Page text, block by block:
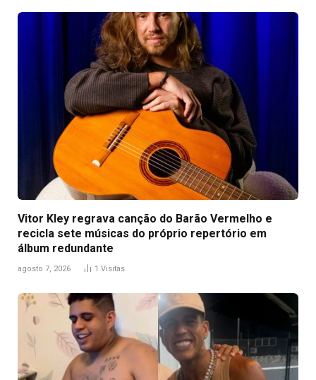
Vitor Kley regrava canção do Barão Vermelho e
recicla sete músicas do próprio repertório em
álbum redundante
agosto 7, 2026 1 Visitas